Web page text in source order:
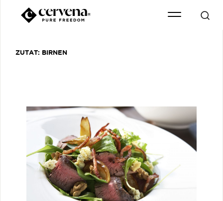
ZUTAT: BIRNEN